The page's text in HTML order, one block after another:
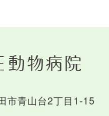
市青山台2丁目1-15